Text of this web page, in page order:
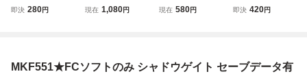
トのみ 三國志 セ
ンピュータ
即決 280円
トのみ 半熟英雄
ファミコン ファミ
現在 1,080円
トのみ BATTLE FL
ファミコン ファミ
現在 580円
トのみ 蒼き狼と白
ァミコン ファミリ
即決 420円
MKF551★FCソフトのみ シャドウゲイト セーブデータ有